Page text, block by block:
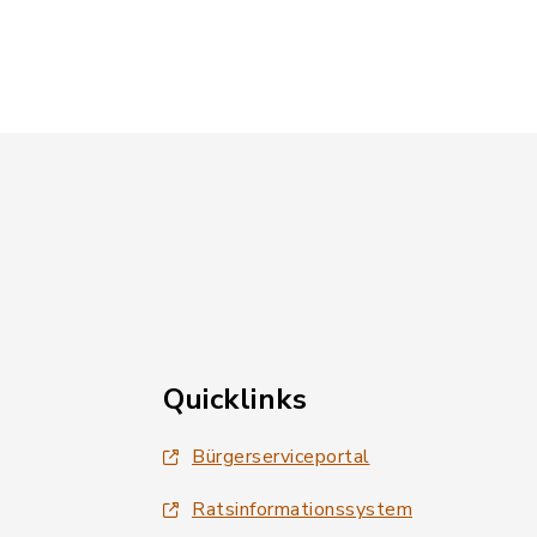
Quicklinks
Bürgerserviceportal
Ratsinformationssystem